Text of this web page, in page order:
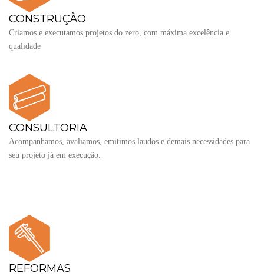
CONSTRUÇÃO
Criamos e executamos projetos do zero, com máxima excelência e
qualidade
CONSULTORIA
Acompanhamos, avaliamos, emitimos laudos e demais necessidades para
seu projeto já em execução.
REFORMAS